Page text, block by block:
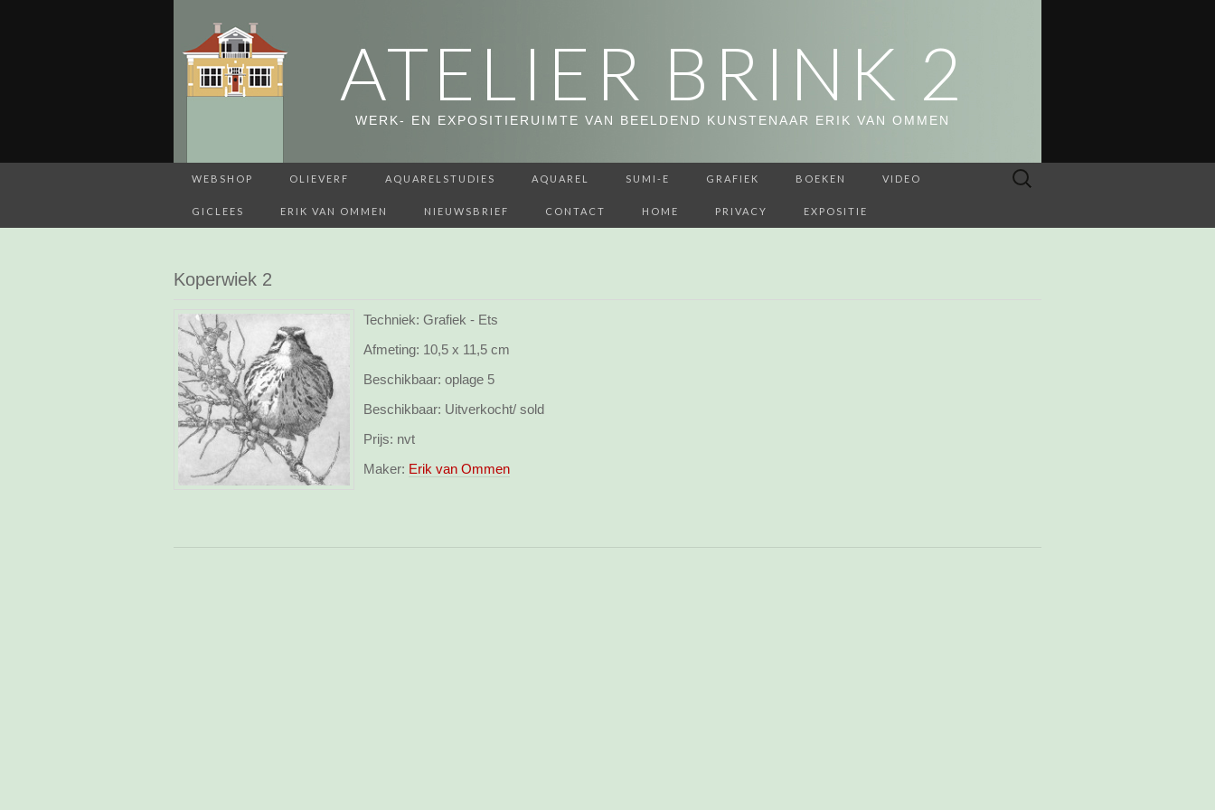
ATELIER BRINK 2
WERK- EN EXPOSITIERUIMTE VAN BEELDEND KUNSTENAAR ERIK VAN OMMEN
WEBSHOP OLIEVERF AQUARELSTUDIES AQUAREL SUMI-E GRAFIEK BOEKEN VIDEO
GICLEES ERIK VAN OMMEN NIEUWSBRIEF CONTACT HOME PRIVACY EXPOSITIE
Zoeken
Koperwiek 2
Techniek: Grafiek - Ets
Afmeting: 10,5 x 11,5 cm
Beschikbaar: oplage 5
Beschikbaar: Uitverkocht/ sold
Prijs: nvt
Maker: Erik van Ommen